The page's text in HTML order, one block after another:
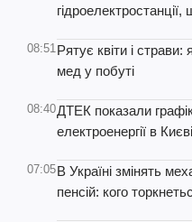
08:51Рятує квіти і
мед у побуті
08:40ДТЕК показали
електроенергії в Києві
07:05В Україні змінять
пенсій: кого